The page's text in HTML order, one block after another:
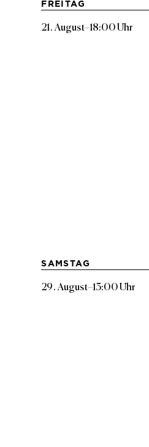
FREITAG
21. August–18:00 Uhr
SAMSTAG
29. August–13:00 Uhr